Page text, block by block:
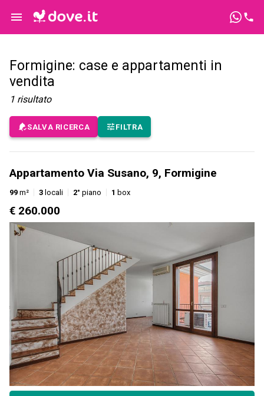
Formigine: case e appartamenti in
vendita
1 risultato
SALVA RICERCA FILTRA
Appartamento Via Susano, 9, Formigine
99 m² 3 locali 2° piano 1 box
€ 260.000